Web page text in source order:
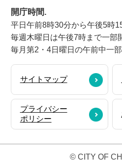
開庁時間.
平日午前8時30分から午後5時
毎週木曜日は午後7時まで一部
毎月第2・4日曜日の午前中一
サイトマップ
プライバシー
ポリシー
© CITY OF